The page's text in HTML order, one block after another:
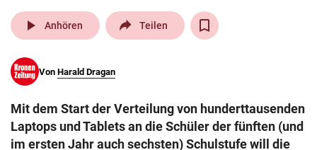
pin_drop
Wien arrow_right
search
eingeben
play_arrow Anhören Teilen
Von Harald Dragan
Mit dem Start der Verteilung von hunderttausenden
Laptops und Tablets an die Schüler der fünften (und
im ersten Jahr auch sechsten) Schulstufe will die